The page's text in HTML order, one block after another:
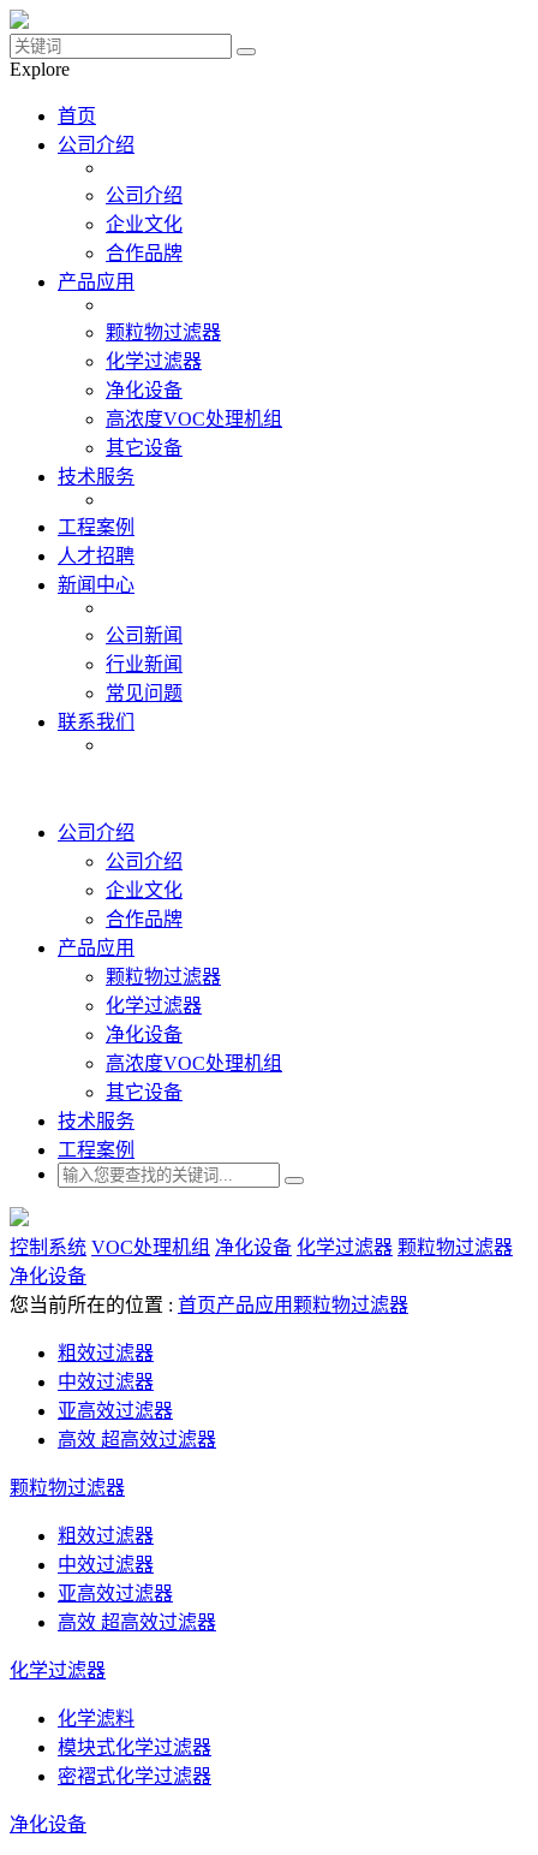
Explore
首页
公司介绍
公司介绍
企业文化
合作品牌
产品应用
颗粒物过滤器
化学过滤器
净化设备
高浓度VOC处理机组
其它设备
技术服务
工程案例
人才招聘
新闻中心
公司新闻
行业新闻
常见问题
联系我们
公司介绍
公司介绍
企业文化
合作品牌
产品应用
颗粒物过滤器
化学过滤器
净化设备
高浓度VOC处理机组
其它设备
技术服务
工程案例
控制系统 VOC处理机组 净化设备 化学过滤器 颗粒物过滤器
净化设备
您当前所在的位置 : 首页产品应用颗粒物过滤器
粗效过滤器
中效过滤器
亚高效过滤器
高效 超高效过滤器
颗粒物过滤器
粗效过滤器
中效过滤器
亚高效过滤器
高效 超高效过滤器
化学过滤器
化学滤料
模块式化学过滤器
密褶式化学过滤器
净化设备